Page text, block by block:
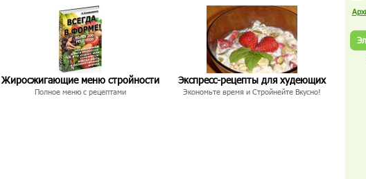
Жиросжигающие меню стройности
Полное меню с рецептами
Экспресс-рецепты для худеющих
Экономьте время и Стройнейте Вкусно!